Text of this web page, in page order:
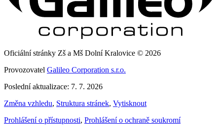
Oficiální stránky Zš a Mš Dolní Kralovice © 2026
Provozovatel Galileo Corporation s.r.o.
Poslední aktualizace: 7. 7. 2026
Změna vzhledu, Struktura stránek, Vytisknout
Prohlášení o přístupnosti, Prohlášení o ochraně soukromí